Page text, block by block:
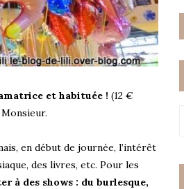
et habituée ! (12 €
en début de journée, l’intérêt
des livres, etc. Pour les
à des shows : du burlesque,